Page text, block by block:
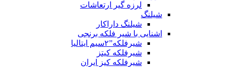
لرزه گیر ارتعاشات
شیلنگ
شیلنگ داراکار
اشنایی با شیر فلکه برنجی
شیرفلکه”۲سیم ایتالیا
شیرفلکه کیتز
شیرفلکه کیز ایران